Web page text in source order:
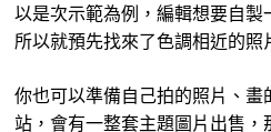
以是次示範為例，編輯想要自製
所以就預先找來了色調相近的照
你也可以準備自己拍的照片、
站，會有一整套主題圖片出售